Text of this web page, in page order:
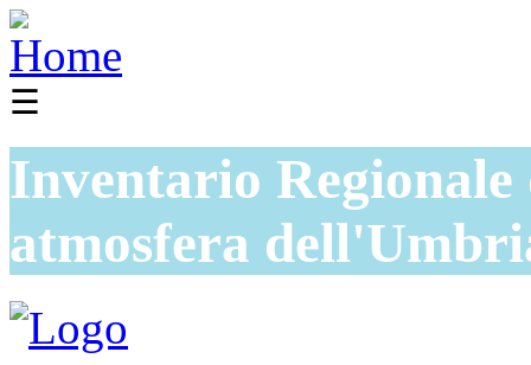
☰
Inventario
atmosfera